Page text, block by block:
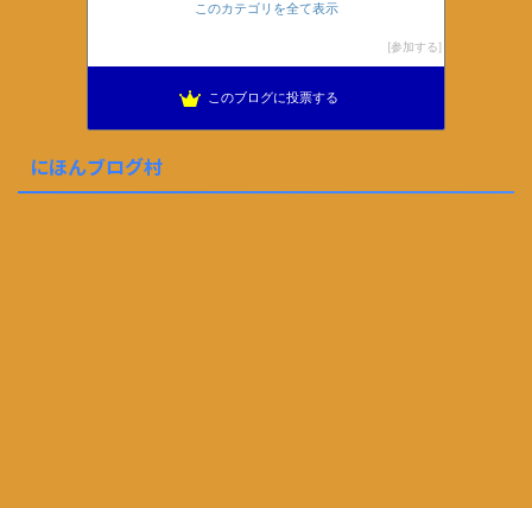
このカテゴリを全て表示
参加する
このブログに投票する
にほんブログ村